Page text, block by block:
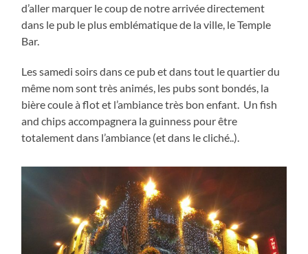
d’aller marquer le coup de notre arrivée directement
dans le pub le plus emblématique de la ville, le Temple
Bar.
Les samedi soirs dans ce pub et dans tout le quartier du
même nom sont très animés, les pubs sont bondés, la
bière coule à flot et l’ambiance très bon enfant. Un fish
and chips accompagnera la guinness pour être
totalement dans l’ambiance (et dans le cliché..).